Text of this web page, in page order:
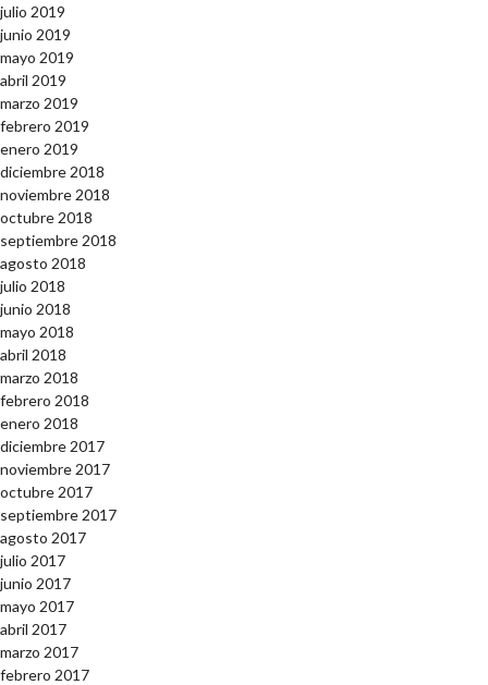
julio 2019
junio 2019
mayo 2019
abril 2019
marzo 2019
febrero 2019
enero 2019
diciembre 2018
noviembre 2018
octubre 2018
septiembre 2018
agosto 2018
julio 2018
junio 2018
mayo 2018
abril 2018
marzo 2018
febrero 2018
enero 2018
diciembre 2017
noviembre 2017
octubre 2017
septiembre 2017
agosto 2017
julio 2017
junio 2017
mayo 2017
abril 2017
marzo 2017
febrero 2017